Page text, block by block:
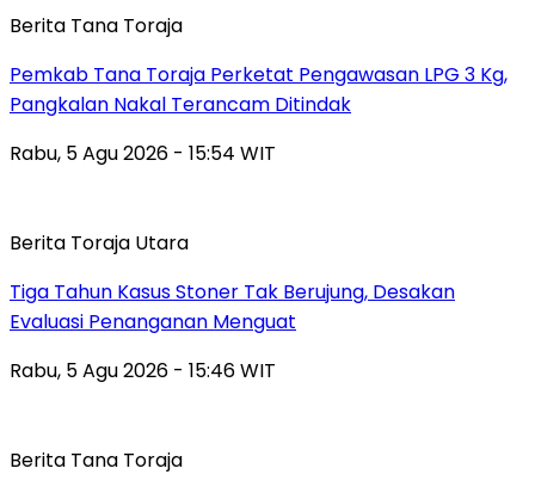
Berita Tana Toraja
Pemkab Tana Toraja Perketat Pengawasan LPG 3 Kg,
Pangkalan Nakal Terancam Ditindak
Rabu, 5 Agu 2026 - 15:54 WIT
Berita Toraja Utara
Tiga Tahun Kasus Stoner Tak Berujung, Desakan
Evaluasi Penanganan Menguat
Rabu, 5 Agu 2026 - 15:46 WIT
Berita Tana Toraja